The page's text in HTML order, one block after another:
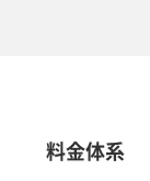
料金体系